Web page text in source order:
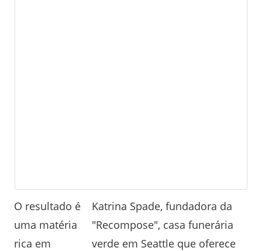
O resultado é
uma matéria
rica em
Katrina Spade, fundadora da
"Recompose", casa funerária
verde em Seattle que oferece